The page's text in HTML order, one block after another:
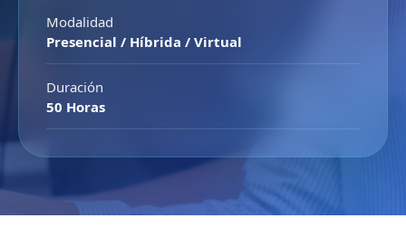
Modalidad
Presencial / Híbrida / Virtual
Duración
50 Horas